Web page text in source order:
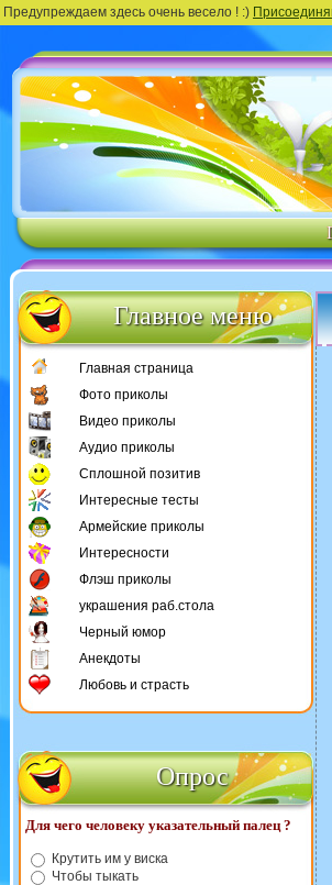
Предупреждаем здесь очень весело ! :)
Главное меню
Главная страница
Фото приколы
Видео приколы
Аудио приколы
Сплошной позитив
Интересные тесты
Армейские приколы
Интересности
Флэш приколы
украшения раб.стола
Черный юмор
Анекдоты
Любовь и страсть
Опрос
Для чего человеку указательный палец ?
Крутить им у виска
Чтобы тыкать